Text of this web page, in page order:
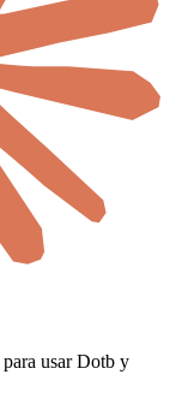
para usar Dotb y